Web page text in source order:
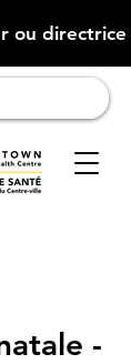
ou
-